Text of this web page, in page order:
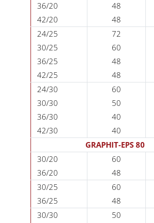
36/20
48
42/20
48
24/25
72
30/25
60
36/25
48
42/25
48
24/30
60
30/30
50
36/30
40
42/30
40
GRAPHIT-EPS 80
30/20
60
36/20
48
30/25
60
36/25
48
30/30
50